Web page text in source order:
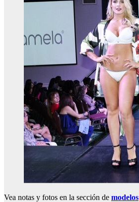
Vea notas y fotos en la sección de modelos